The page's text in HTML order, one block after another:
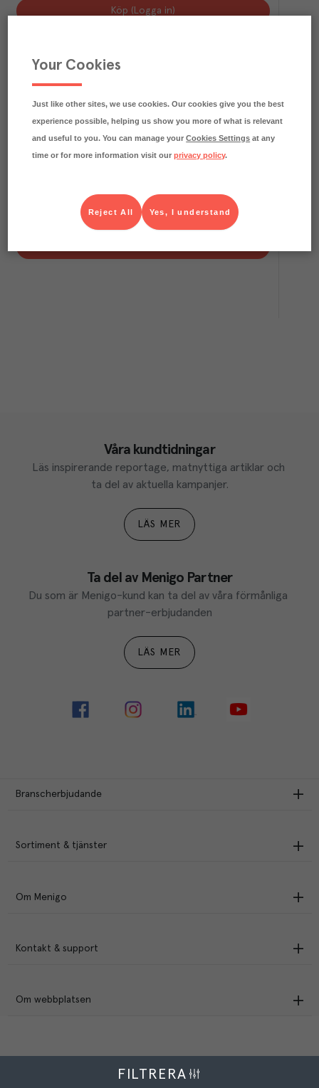
Köp (Logga in)
Kikärtor Easy Bag
Kolonial Art.nr. 728209
FILTRERA
Våra kundtidningar
Läs inspirerande reportage, matnyttiga artiklar och
ta del av aktuella kampanjer.
LÄS MER
Ta del av Menigo Partner
Du som är Menigo-kund kan ta del av våra förmånliga
partner-erbjudanden
LÄS MER
Branscherbjudande
Sortiment & tjänster
Om Menigo
Kontakt & support
Om webbplatsen
Menigo Foodservice AB
Your Cookies
Just like other sites, we use cookies. Our cookies give you the best
experience possible, helping us show you more of what is relevant
and useful to you. You can manage yourCookies Settings at any
time or for more information visit ourprivacy policy.
Yes, I understand
Reject All